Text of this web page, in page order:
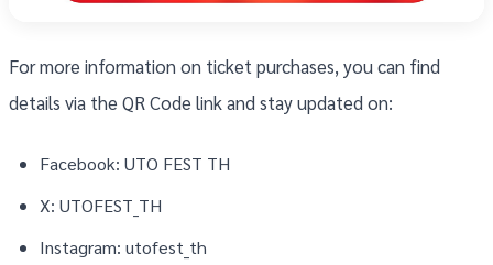
For more information on ticket purchases, you can find
details via the QR Code link and stay updated on:
Facebook: UTO FEST TH
X: UTOFEST_TH
Instagram: utofest_th